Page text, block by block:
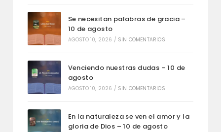
Se necesitan palabras de gracia –
10 de agosto
AGOSTO 10, 2026 / SIN COMENTARIOS
Venciendo nuestras dudas – 10 de
agosto
AGOSTO 10, 2026 / SIN COMENTARIOS
En la naturaleza se ven el amor y la
gloria de Dios – 10 de agosto